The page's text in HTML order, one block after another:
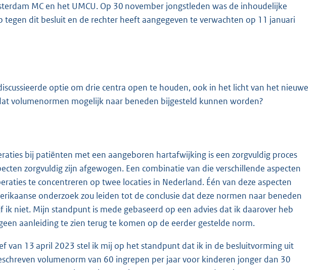
MC en het UMCU. Op 30 november jongstleden was de inhoudelijke
dit besluit en de rechter heeft aangegeven te verwachten op 11 januari
optie om drie centra open te houden, ook in het licht van het nieuwe
volumenormen mogelijk naar beneden bijgesteld kunnen worden?
bij patiënten met een aangeboren hartafwijking is een zorgvuldig proces
zorgvuldig zijn afgewogen. Een combinatie van die verschillende aspecten
te concentreren op twee locaties in Nederland. Één van deze aspecten
onderzoek zou leiden tot de conclusie dat deze normen naar beneden
niet. Mijn standpunt is mede gebaseerd op een advies dat ik daarover heb
aanleiding te zien terug te komen op de eerder gestelde norm.
van 13 april 2023 stel ik mij op het standpunt dat ik in de besluitvorming uit
volumenorm van 60 ingrepen per jaar voor kinderen jonger dan 30